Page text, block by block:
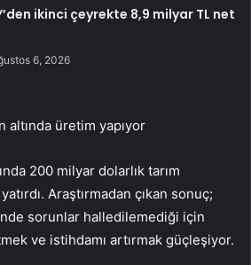
ikinci çeyrekte 8,9 milyar TL net
6, 2026
üretim yapıyor
200 milyar dolarlık tarım
Araştırmadan çıkan sonuç;
sorunlar halledilemediği için
ve istihdamı artırmak güçleşiyor.